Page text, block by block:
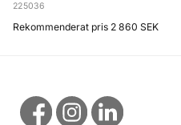
225036
Rekommenderat pris 2 860 SEK